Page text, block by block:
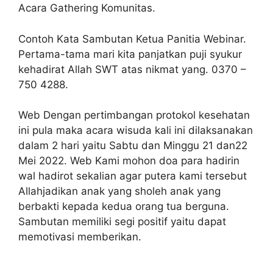
Acara Gathering Komunitas.
Contoh Kata Sambutan Ketua Panitia Webinar.
Pertama-tama mari kita panjatkan puji syukur
kehadirat Allah SWT atas nikmat yang. 0370 –
750 4288.
Web Dengan pertimbangan protokol kesehatan
ini pula maka acara wisuda kali ini dilaksanakan
dalam 2 hari yaitu Sabtu dan Minggu 21 dan22
Mei 2022. Web Kami mohon doa para hadirin
wal hadirot sekalian agar putera kami tersebut
Allahjadikan anak yang sholeh anak yang
berbakti kepada kedua orang tua berguna.
Sambutan memiliki segi positif yaitu dapat
memotivasi memberikan.